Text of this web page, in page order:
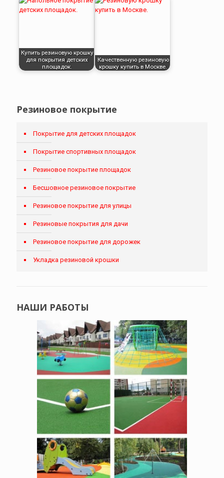
Купить резиновую крошку
для покрытия детских
площадок.
Качественную резиновую
крошку купить в Москве.
Резиновое покрытие
Покрытие для детских площадок
Покрытие спортивных площадок
Резиновое покрытие площадок
Бесшовное резиновое покрытие
Резиновое покрытие для улицы
Резиновые покрытия для дачи
Резиновое покрытие для дорожек
Укладка резиновой крошки
НАШИ РАБОТЫ